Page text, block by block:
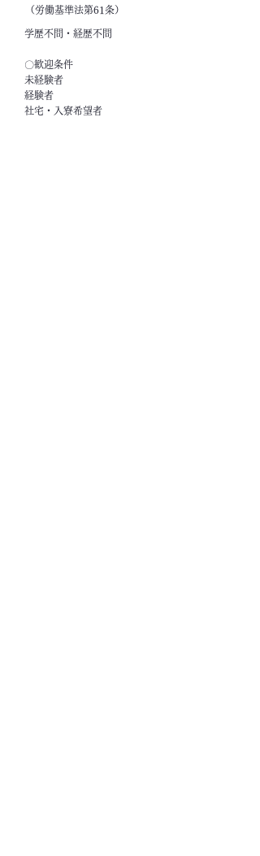
（労働基準法第61条）
学歴不問・経歴不問
〇歓迎条件
未経験者
経験者
社宅・入寮希望者